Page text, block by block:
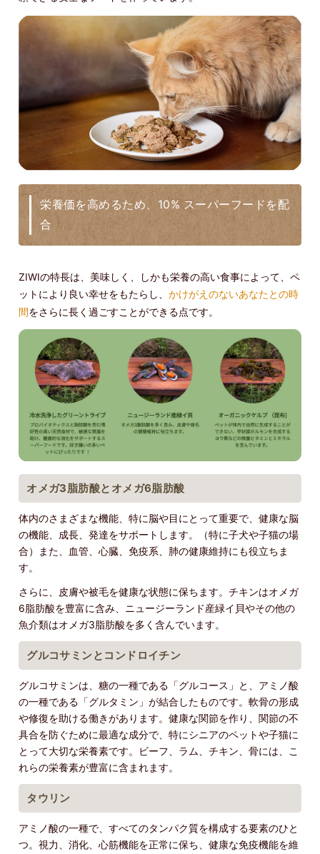
栄養価を高めるため、10% スーパーフードを配
合
ZIWIの特長は、美味しく、しかも栄養の高い食事によって、ペ
ットにより良い幸せをもたらし、かけがえのないあなたとの時
間をさらに長く過ごすことができる点です。
オメガ3脂肪酸とオメガ6脂肪酸
体内のさまざまな機能、特に脳や目にとって重要で、健康な脳
の機能、成長、発達をサポートします。（特に子犬や子猫の場
合）また、血管、心臓、免疫系、肺の健康維持にも役立ちま
す。
さらに、皮膚や被毛を健康な状態に保ちます。チキンはオメガ
6脂肪酸を豊富に含み、ニュージーランド産緑イ貝やその他の
魚介類はオメガ3脂肪酸を多く含んでいます。
グルコサミンとコンドロイチン
グルコサミンは、糖の一種である「グルコース」と、アミノ酸
の一種である「グルタミン」が結合したものです。軟骨の形成
や修復を助ける働きがあります。健康な関節を作り、関節の不
具合を防ぐために最適な成分で、特にシニアのペットや子猫に
とって大切な栄養素です。ビーフ、ラム、チキン、骨には、こ
れらの栄養素が豊富に含まれます。
タウリン
アミノ酸の一種で、すべてのタンパク質を構成する要素のひと
つ。視力、消化、心筋機能を正常に保ち、健康な免疫機能を維